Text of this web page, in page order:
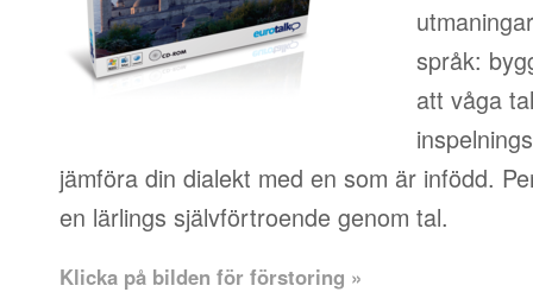
språk:
att våga
jämföra din dialekt med en som är infödd.
en lärlings självförtroende genom tal.
Klicka på bilden för förstoring »